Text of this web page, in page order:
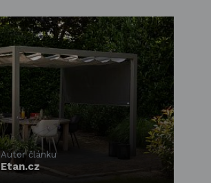
Autor článku
Etan.cz